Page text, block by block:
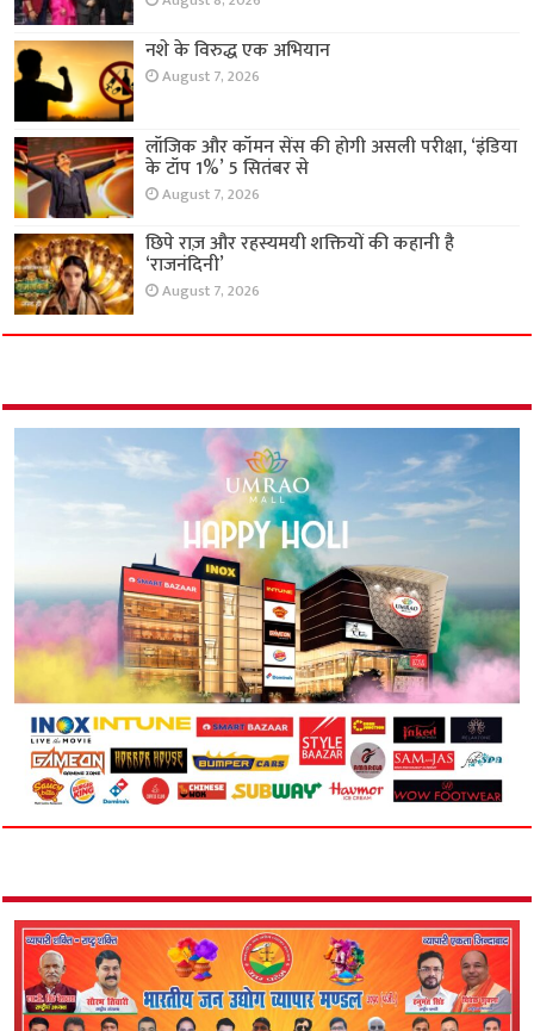
नशे के विरुद्ध एक अभियान
August 7, 2026
लॉजिक और कॉमन सेंस की होगी असली परीक्षा, ‘इंडिया
के टॉप 1%’ 5 सितंबर से
August 7, 2026
छिपे राज़ और रहस्यमयी शक्तियों की कहानी है
‘राजनंदिनी’
August 7, 2026